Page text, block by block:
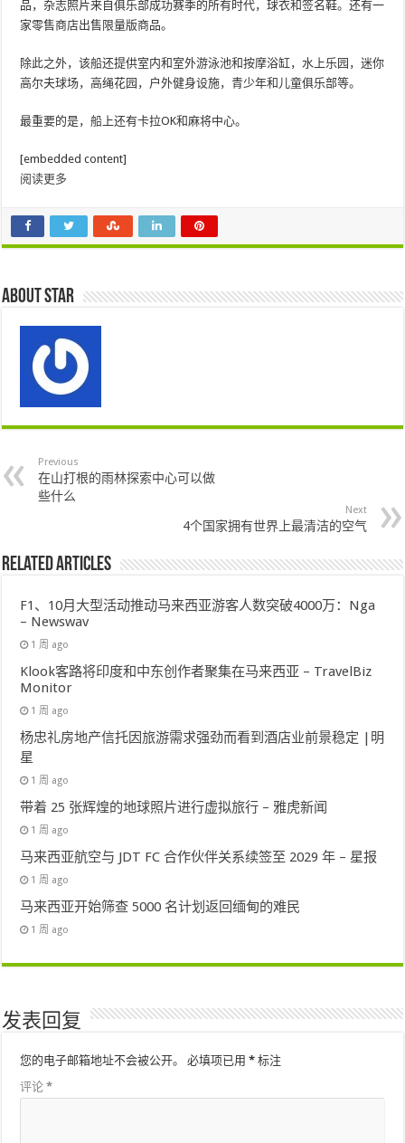
品，杂志照片来自俱乐部成功赛季的所有时代，球衣和签名鞋。还有一
家零售商店出售限量版商品。
除此之外，该船还提供室内和室外游泳池和按摩浴缸，水上乐园，迷你
高尔夫球场，高绳花园，户外健身设施，青少年和儿童俱乐部等。
最重要的是，船上还有卡拉OK和麻将中心。
[embedded content]
阅读更多
About star
Previous
在山打根的雨林探索中心可以做
些什么
Next
4个国家拥有世界上最清洁的空气
Related Articles
F1、10月大型活动推动马来西亚游客人数突破4000万：Nga
– Newswav
1 周 ago
Klook客路将印度和中东创作者聚集在马来西亚 – TravelBiz
Monitor
1 周 ago
杨忠礼房地产信托因旅游需求强劲而看到酒店业前景稳定 |明
星
1 周 ago
带着 25 张辉煌的地球照片进行虚拟旅行 – 雅虎新闻
1 周 ago
马来西亚航空与 JDT FC 合作伙伴关系续签至 2029 年 – 星报
1 周 ago
马来西亚开始筛查 5000 名计划返回缅甸的难民
1 周 ago
发表回复
您的电子邮箱地址不会被公开。 必填项已用* 标注
评论*